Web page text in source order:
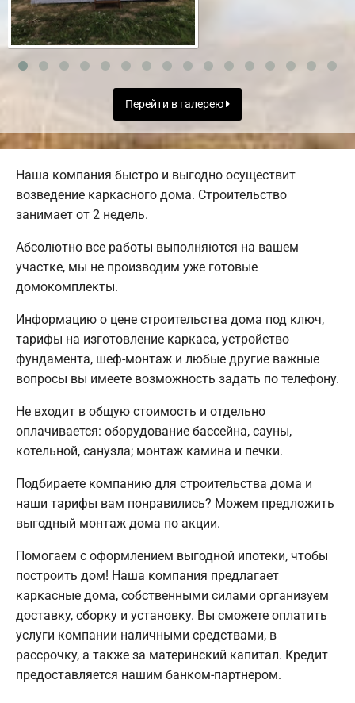
Перейти в галерею
Наша компания быстро и выгодно осуществит
возведение каркасного дома. Строительство
занимает от 2 недель.
Абсолютно все работы выполняются на вашем
участке, мы не производим уже готовые
домокомплекты.
Информацию о цене строительства дома под ключ,
тарифы на изготовление каркаса, устройство
фундамента, шеф-монтаж и любые другие важные
вопросы вы имеете возможность задать по телефону.
Не входит в общую стоимость и отдельно
оплачивается: оборудование бассейна, сауны,
котельной, санузла; монтаж камина и печки.
Подбираете компанию для строительства дома и
наши тарифы вам понравились? Можем предложить
выгодный монтаж дома по акции.
Помогаем с оформлением выгодной ипотеки, чтобы
построить дом! Наша компания предлагает
каркасные дома, собственными силами организуем
доставку, сборку и установку. Вы сможете оплатить
услуги компании наличными средствами, в
рассрочку, а также за материнский капитал. Кредит
предоставляется нашим банком-партнером.